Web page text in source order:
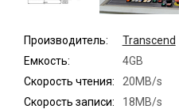
Производитель:
Transcend
Емкость:
4GB
Скорость чтения:
20MB/s
Скорость записи:
18MB/s